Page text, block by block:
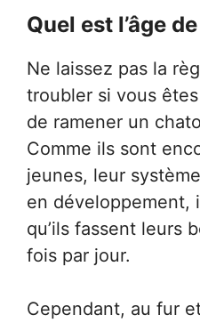
Quel est l’âge
Ne laissez pas la
troubler si vous
de ramener un
Comme ils sont
jeunes, leur
en développement,
qu’ils fassent leurs
fois par jour.
Cependant, au fur